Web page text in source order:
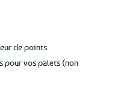
de points
pour vos palets (non